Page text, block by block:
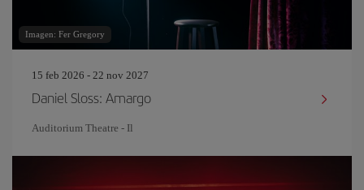
Imagen: Fer Gregory
15 feb 2026 - 22 nov 2027
Daniel Sloss: Amargo
Auditorium Theatre - Il